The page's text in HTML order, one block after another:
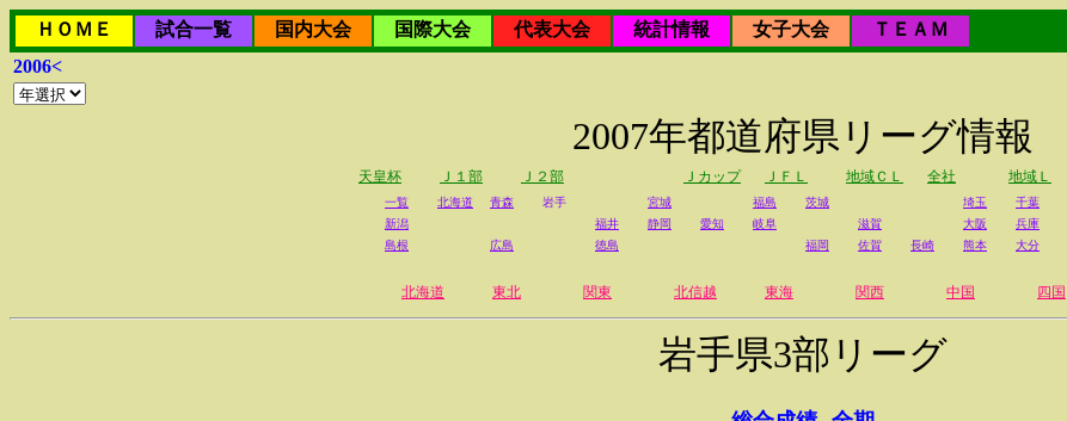
ＨＯＭＥ 試合一覧 国内大会 国際大会 代表大会 統計情報 女子大会 ＴＥＡＭ
2006<
2007年都道府県リーグ情報
天皇杯 Ｊ１部 Ｊ２部 Ｊカップ ＪＦＬ 地域ＣＬ 全社 地域Ｌ
一覧 北海道 青森 岩手 宮城 福島 茨城 埼玉 千葉
新潟
福井 静岡 愛知 岐阜 滋賀 大阪 兵庫
島根
広島 徳島 福岡 佐賀 長崎 熊本 大分
北海道 東北 関東 北信越 東海 関西 中国 四国
岩手県3部リーグ